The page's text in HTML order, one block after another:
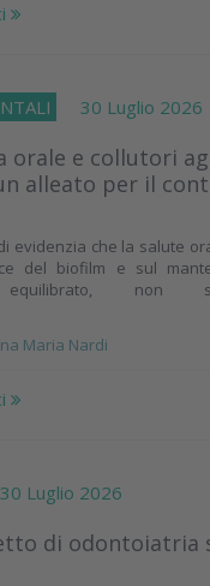
30 Luglio 2026
orale e collutori
alleato per il
evidenzia che la salute
del biofilm e sul
non
Maria Nardi
Luglio 2026
di odontoiatria